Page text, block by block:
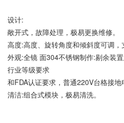
设计:
敞开式，故障处理，极易更换维修。
高度:高度、旋转角度和倾斜度可调，
外观:全镜 面304不锈钢制作:剔余装
行业等级要求
和FDA认证要求，普通220V台格接地
清洁:组合式模块，极易清洗。